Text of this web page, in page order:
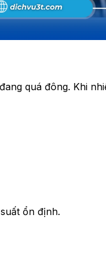
quá đông. Khi
ổn định.